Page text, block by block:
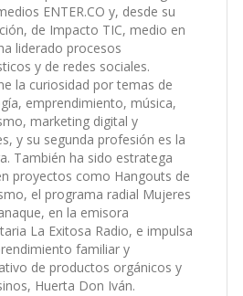
ENTER.CO y, desde su
de Impacto TIC, medio en
liderado procesos
y de redes sociales.
la curiosidad por temas de
emprendimiento, música,
marketing digital y
y su segunda profesión es la
También ha sido estratega
proyectos como Hangouts de
el programa radial Mujeres
en la emisora
La Exitosa Radio, e impulsa
familiar y
de productos orgánicos y
Huerta Don Iván.